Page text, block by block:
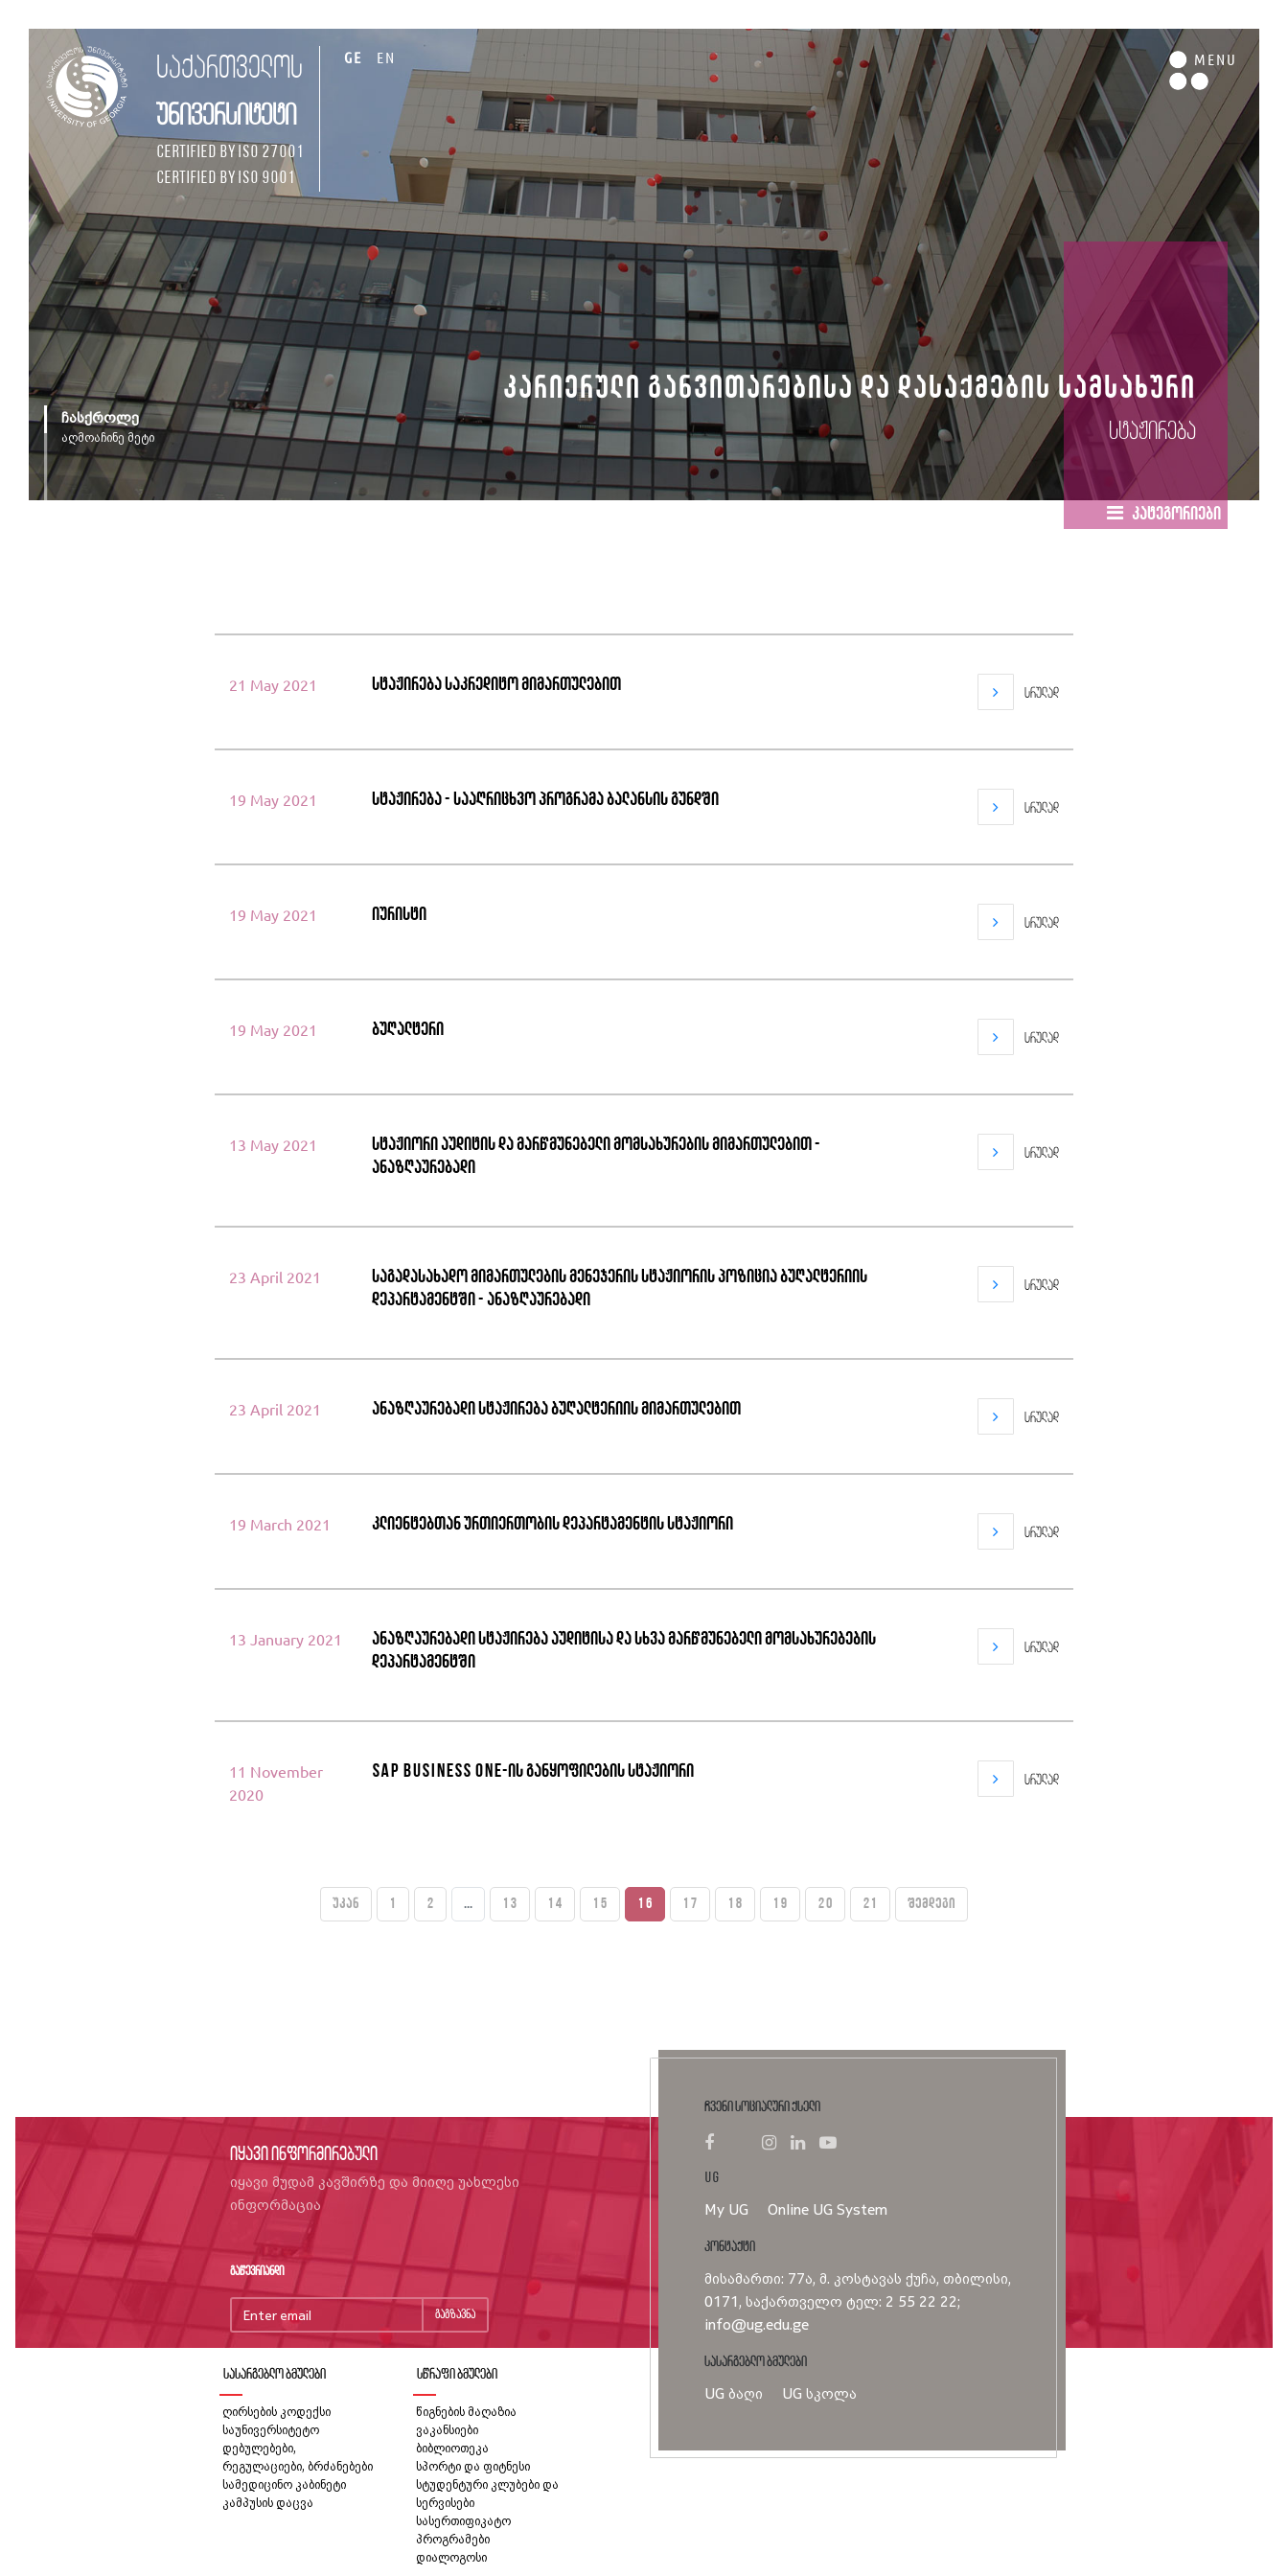
საქართველოს
უნივერსიტეტი
Certified by ISO 27001
Certified by ISO 9001
GE EN MENU
ჩასქროლე
აღმოაჩინე მეტი
კარიერული განვითარებისა და დასაქმების სამსახური
სტაჟირება
კატეგორიები
21 May 2021 სტაჟირება საკრედიტო მიმართულებით სრულად
19 May 2021 სტაჟირება - სააღრიცხვო პროგრამა ბალანსის გუნდში სრულად
19 May 2021 იურისტი სრულად
19 May 2021 ბუღალტერი სრულად
13 May 2021
სტაჟიორი აუდიტის და მარწმუნებელი მომსახურების მიმართულებით -
ანაზღაურებადი
სრულად
23 April 2021
საგადასახადო მიმართულების მენეჯერის სტაჟიორის პოზიცია ბუღალტერიის
დეპარტამენტში - ანაზღაურებადი
სრულად
23 April 2021 ანაზღაურებადი სტაჟირება ბუღალტერიის მიმართულებით სრულად
19 March 2021 კლიენტებთან ურთიერთობის დეპარტამენტის სტაჟიორი სრულად
13 January 2021
ანაზღაურებადი სტაჟირება აუდიტისა და სხვა მარწმუნებელი მომსახურებების
დეპარტამენტში
სრულად
11 November
2020
SAP Business One-ის განყოფილების სტაჟიორი სრულად
უკან 1 2 ... 13 14 15 16 17 18 19 20 21 შემდეგი
იყავი ინფორმირებული
იყავი მუდამ კავშირზე და მიიღე უახლესი
ინფორმაცია
გაწევრიანდი
გაგზავნა
ჩვენი სოციალური ქსელი
UG
My UG Online UG System
კონტაქტი
მისამართი: 77ა, მ. კოსტავას ქუჩა, თბილისი,
0171, საქართველო ტელ: 2 55 22 22;
info@ug.edu.ge
სასარგებლო ბმულები
UG ბაღი UG სკოლა
სასარგებლო ბმულები
ღირსების კოდექსი
საუნივერსიტეტო
დებულებები,
რეგულაციები, ბრძანებები
სამედიცინო კაბინეტი
კამპუსის დაცვა
სწრაფი ბმულები
წიგნების მაღაზია
ვაკანსიები
ბიბლიოთეკა
სპორტი და ფიტნესი
სტუდენტური კლუბები და
სერვისები
სასერთიფიკატო
პროგრამები
დიალოგოსი